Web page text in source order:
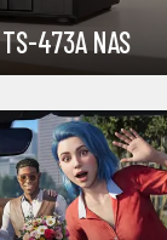
473A NAS